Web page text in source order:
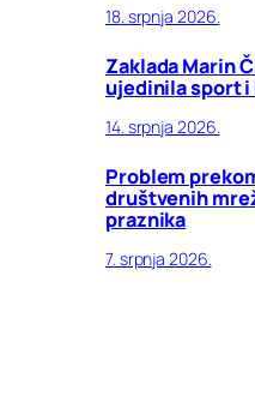
18. srpnja 2026.
Zaklada Marin
ujedinila sport i
14. srpnja 2026.
Problem
društvenih
praznika
7. srpnja 2026.